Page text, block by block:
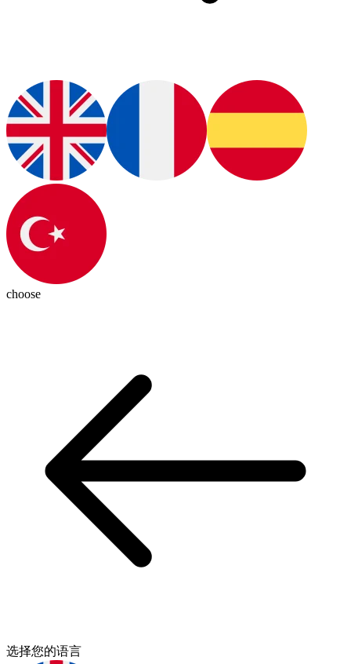
choose
选择您的语言